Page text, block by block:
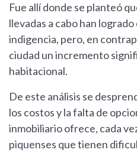
Fue allí donde se planteó
llevadas a cabo han
indigencia, pero, en
ciudad un incremento
habitacional.
De este análisis se
los costos y la falta de
inmobiliario ofrece, cada
piquenses que tienen